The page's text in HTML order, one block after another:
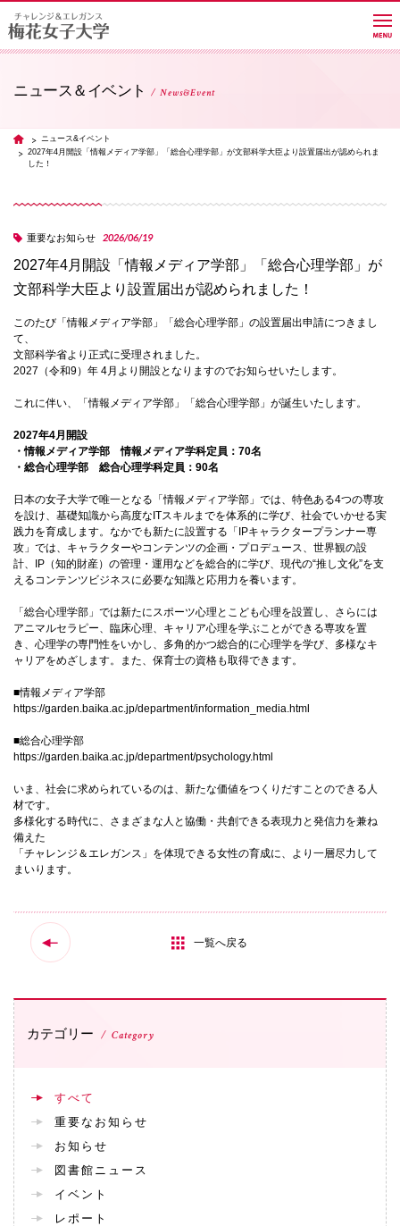
教員紹介サイト
進路・就職
国際交流
産学連携
入試情報
交通アクセス
072-643-6221
入試広報部
072-643-6566
ニュース＆イベント News&Event
TOP ニュース&イベント
2027年4月開設「情報メディア学部」「総合心理学部」が文部科学大臣より設置届出が認められま
した！
重要なお知らせ 2026/06/19
2027年4月開設「情報メディア学部」「総合心理学部」が
文部科学大臣より設置届出が認められました！
このたび「情報メディア学部」「総合心理学部」の設置届出申請につきまし
て、
文部科学省より正式に受理されました。
2027（令和9）年 4月より開設となりますのでお知らせいたします。
これに伴い、「情報メディア学部」「総合心理学部」が誕生いたします。
2027年4月開設
・情報メディア学部 情報メディア学科定員：70名
・総合心理学部 総合心理学科定員：90名
日本の女子大学で唯一となる「情報メディア学部」では、特色ある4つの専攻
を設け、基礎知識から高度なITスキルまでを体系的に学び、社会でいかせる実
践力を育成します。なかでも新たに設置する「IPキャラクタープランナー専
攻」では、キャラクターやコンテンツの企画・プロデュース、世界観の設
計、IP（知的財産）の管理・運用などを総合的に学び、現代の“推し文化”を支
えるコンテンツビジネスに必要な知識と応用力を養います。
「総合心理学部」では新たにスポーツ心理とこども心理を設置し、さらには
アニマルセラピー、臨床心理、キャリア心理を学ぶことができる専攻を置
き、心理学の専門性をいかし、多角的かつ総合的に心理学を学び、多様なキ
ャリアをめざします。また、保育士の資格も取得できます。
■情報メディア学部
https://garden.baika.ac.jp/department/information_media.html
■総合心理学部
https://garden.baika.ac.jp/department/psychology.html
いま、社会に求められているのは、新たな価値をつくりだすことのできる人
材です。
多様化する時代に、さまざまな人と協働・共創できる表現力と発信力を兼ね
備えた
「チャレンジ＆エレガンス」を体現できる女性の育成に、より一層尽力して
まいります。
一覧へ戻る
カテゴリー Category
すべて
重要なお知らせ
お知らせ
図書館ニュース
イベント
レポート